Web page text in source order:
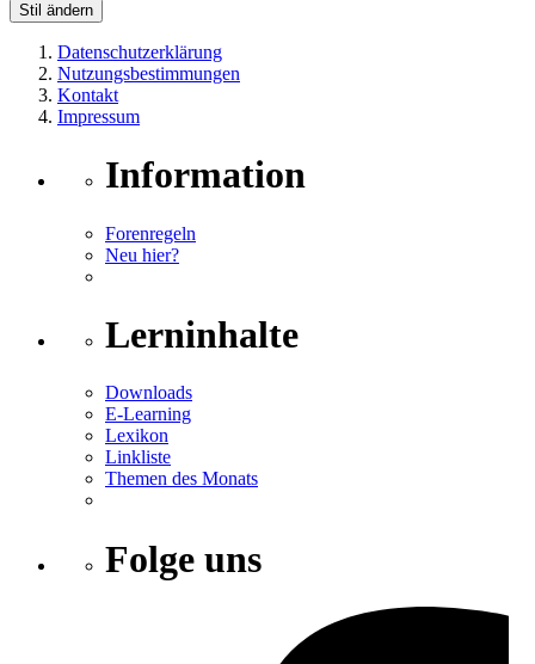
Stil ändern
Datenschutzerklärung
Nutzungsbestimmungen
Kontakt
Impressum
Information
Forenregeln
Neu hier?
Lerninhalte
Downloads
E-Learning
Lexikon
Linkliste
Themen des Monats
Folge uns